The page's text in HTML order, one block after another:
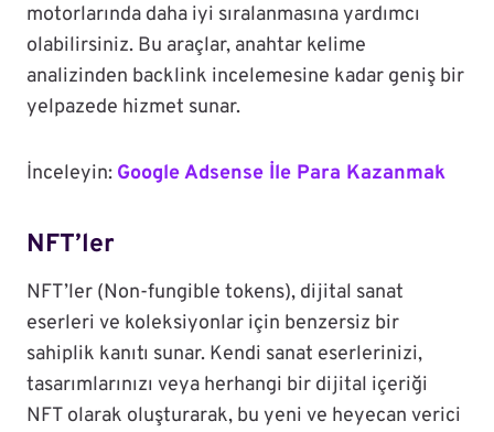
motorlarında daha iyi sıralanmasına yardımcı
olabilirsiniz. Bu araçlar, anahtar kelime
analizinden backlink incelemesine kadar geniş bir
yelpazede hizmet sunar.
İnceleyin: Google Adsense İle Para Kazanmak
NFT’ler
NFT’ler (Non-fungible tokens), dijital sanat
eserleri ve koleksiyonlar için benzersiz bir
sahiplik kanıtı sunar. Kendi sanat eserlerinizi,
tasarımlarınızı veya herhangi bir dijital içeriği
NFT olarak oluşturarak, bu yeni ve heyecan verici